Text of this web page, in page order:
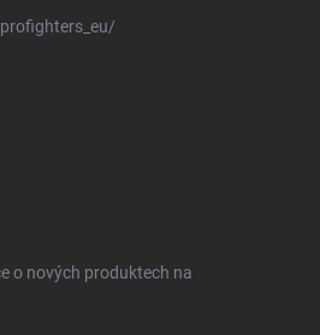
profighters_eu/
o nových produktech na